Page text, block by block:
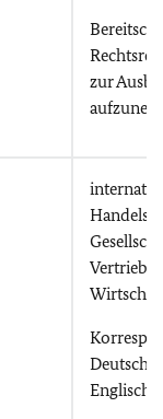
zur
internat.
Handels-
Deutsch,
Englisch,